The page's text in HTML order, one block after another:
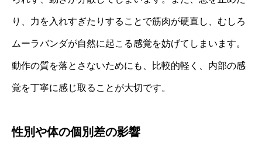
り、力を入れすぎたりすることで筋肉が硬直し、むしろ
ムーラバンダが自然に起こる感覚を妨げてしまいます。
動作の質を落とさないためにも、比較的軽く、内部の感
覚を丁寧に感じ取ることが大切です。
性別や体の個別差の影響